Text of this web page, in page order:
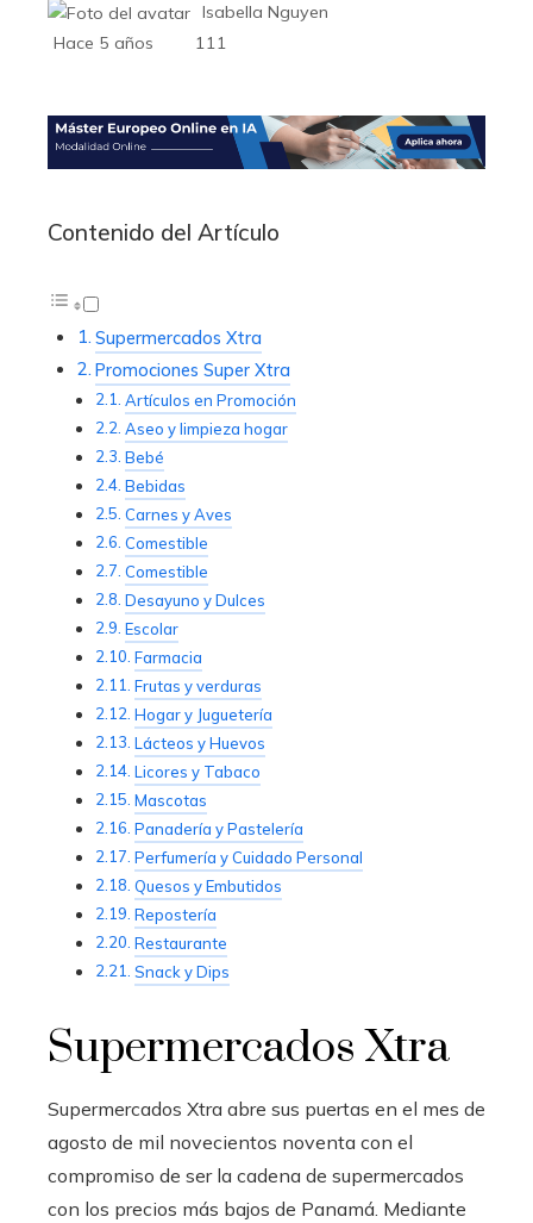
Isabella Nguyen
Hace 5 años
111
Contenido del Artículo
Supermercados Xtra
Promociones Super Xtra
Artículos en Promoción
Aseo y limpieza hogar
Bebé
Bebidas
Carnes y Aves
Comestible
Comestible
Desayuno y Dulces
Escolar
Farmacia
Frutas y verduras
Hogar y Juguetería
Lácteos y Huevos
Licores y Tabaco
Mascotas
Panadería y Pastelería
Perfumería y Cuidado Personal
Quesos y Embutidos
Repostería
Restaurante
Snack y Dips
Supermercados Xtra
Supermercados Xtra abre sus puertas en el mes de
agosto de mil novecientos noventa con el
compromiso de ser la cadena de supermercados
con los precios más bajos de Panamá. Mediante